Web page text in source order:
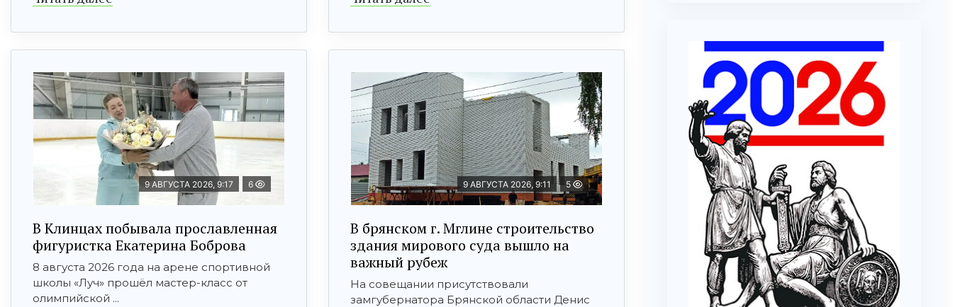
9 АВГУСТА 2026, 9:17 6
В Клинцах побывала прославленная
фигуристка Екатерина Боброва
8 августа 2026 года на арене спортивной
школы «Луч» прошёл мастер-класс от
олимпийской ...
9 АВГУСТА 2026, 9:11 5
В брянском г. Мглине строительство
здания мирового суда вышло на
важный рубеж
На совещании присутствовали
замгубернатора Брянской области Денис